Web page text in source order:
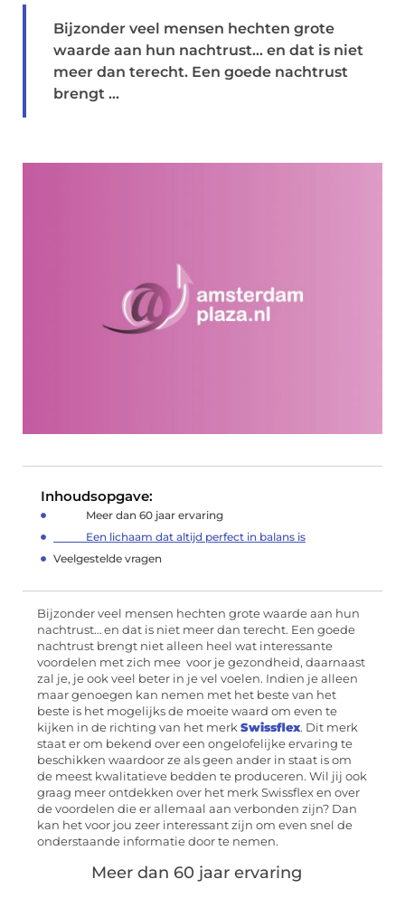
Bijzonder veel mensen hechten grote
waarde aan hun nachtrust… en dat is niet
meer dan terecht. Een goede nachtrust
brengt ...
Inhoudsopgave:
Meer dan 60 jaar ervaring
Een lichaam dat altijd perfect in balans is
Veelgestelde vragen
Bijzonder veel mensen hechten grote waarde aan hun
nachtrust… en dat is niet meer dan terecht. Een goede
nachtrust brengt niet alleen heel wat interessante
voordelen met zich mee voor je gezondheid, daarnaast
zal je, je ook veel beter in je vel voelen. Indien je alleen
maar genoegen kan nemen met het beste van het
beste is het mogelijks de moeite waard om even te
kijken in de richting van het merk Swissflex. Dit merk
staat er om bekend over een ongelofelijke ervaring te
beschikken waardoor ze als geen ander in staat is om
de meest kwalitatieve bedden te produceren. Wil jij ook
graag meer ontdekken over het merk Swissflex en over
de voordelen die er allemaal aan verbonden zijn? Dan
kan het voor jou zeer interessant zijn om even snel de
onderstaande informatie door te nemen.
Meer dan 60 jaar ervaring